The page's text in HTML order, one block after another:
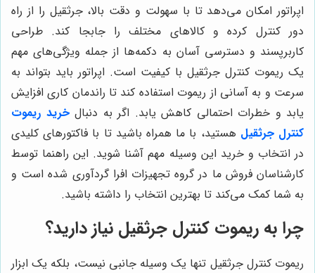
اپراتور امکان می‌دهد تا با سهولت و دقت بالا، جرثقیل را از راه
دور کنترل کرده و کالاهای مختلف را جابجا کند. طراحی
کاربرپسند و دسترسی آسان به دکمه‌ها از جمله ویژگی‌های مهم
یک ریموت کنترل جرثقیل با کیفیت است. اپراتور باید بتواند به
سرعت و به آسانی از ریموت استفاده کند تا راندمان کاری افزایش
یابد و خطرات احتمالی کاهش یابد. اگر به دنبالخرید ریموت
کنترل جرثقیل هستید، با ما همراه باشید تا با فاکتورهای کلیدی
در انتخاب و خرید این وسیله مهم آشنا شوید. این راهنما توسط
کارشناسان فروش ما در گروه تجهیزات افرا گردآوری شده است و
به شما کمک می‌کند تا بهترین انتخاب را داشته باشید.
چرا به ریموت کنترل جرثقیل نیاز دارید؟
ریموت کنترل جرثقیل تنها یک وسیله جانبی نیست، بلکه یک ابزار